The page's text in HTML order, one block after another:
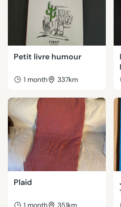
Petit livre humour
1 month 337km
Plaid
1 month 351km